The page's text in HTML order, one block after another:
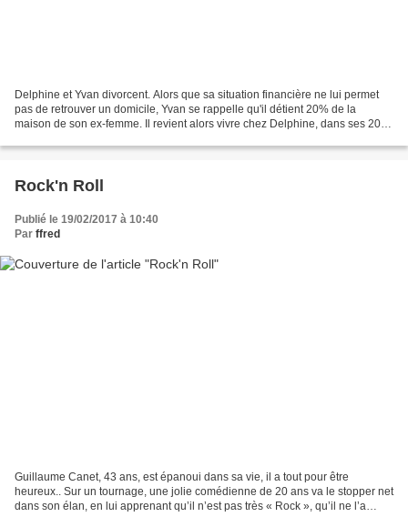
Delphine et Yvan divorcent. Alors que sa situation financière ne lui permet
pas de retrouver un domicile, Yvan se rappelle qu'il détient 20% de la
maison de son ex-femme. Il revient alors vivre chez Delphine, dans ses 20%.
Rock'n Roll
Publié le 19/02/2017 à 10:40
Par ffred
Guillaume Canet, 43 ans, est épanoui dans sa vie, il a tout pour être
heureux.. Sur un tournage, une jolie comédienne de 20 ans va le stopper net
dans son élan, en lui apprenant qu’il n’est pas très « Rock », qu’il ne l’a